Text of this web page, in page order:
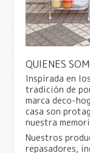
QUIENES
Inspirada en
tradición de
marca deco-
casa son
nuestra
Nuestros
repasadores,